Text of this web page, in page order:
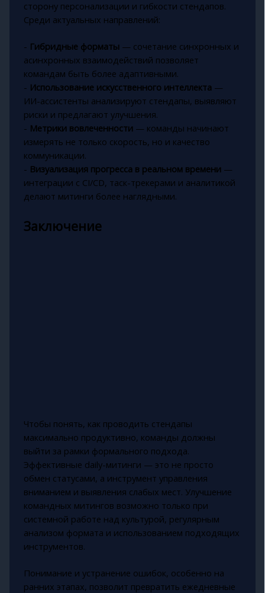
сторону персонализации и гибкости стендапов.
Среди актуальных направлений:
- Гибридные форматы— сочетание синхронных и
асинхронных взаимодействий позволяет
командам быть более адаптивными.
- Использование искусственного интеллекта—
ИИ-ассистенты анализируют стендапы, выявляют
риски и предлагают улучшения.
- Метрики вовлеченности— команды начинают
измерять не только скорость, но и качество
коммуникации.
- Визуализация прогресса в реальном времени—
интеграции с CI/CD, таск-трекерами и аналитикой
делают митинги более наглядными.
Заключение
Чтобы понять, как проводить стендапы
максимально продуктивно, команды должны
выйти за рамки формального подхода.
Эффективные daily-митинги — это не просто
обмен статусами, а инструмент управления
вниманием и выявления слабых мест. Улучшение
командных митингов возможно только при
системной работе над культурой, регулярным
анализом формата и использованием подходящих
инструментов.
Понимание и устранение ошибок, особенно на
ранних этапах, позволит превратить ежедневные